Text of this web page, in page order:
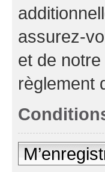
assurez-
et de
règlement